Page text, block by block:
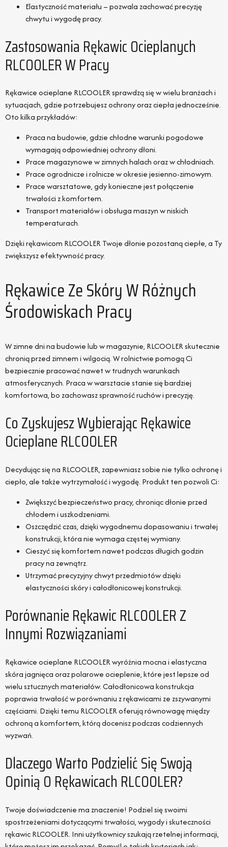
Elastyczność materiału – pozwala zachować precyzję
chwytu i wygodę pracy.
Zastosowania Rękawic Ocieplanych
RLCOOLER W Pracy
Rękawice ocieplane RLCOOLER sprawdzą się w wielu branżach i
sytuacjach, gdzie potrzebujesz ochrony oraz ciepła jednocześnie.
Oto kilka przykładów:
Praca na budowie, gdzie chłodne warunki pogodowe
wymagają odpowiedniej ochrony dłoni.
Prace magazynowe w zimnych halach oraz w chłodniach.
Prace ogrodnicze i rolnicze w okresie jesienno-zimowym.
Prace warsztatowe, gdy konieczne jest połączenie
trwałości z komfortem.
Transport materiałów i obsługa maszyn w niskich
temperaturach.
Dzięki rękawicom RLCOOLER Twoje dłonie pozostaną ciepłe, a Ty
zwiększysz efektywność pracy.
Rękawice Ze Skóry W Różnych
Środowiskach Pracy
W zimne dni na budowie lub w magazynie, RLCOOLER skutecznie
chronią przed zimnem i wilgocią. W rolnictwie pomogą Ci
bezpiecznie pracować nawet w trudnych warunkach
atmosferycznych. Praca w warsztacie stanie się bardziej
komfortowa, bo zachowasz sprawność ruchów i precyzję.
Co Zyskujesz Wybierając Rękawice
Ocieplane RLCOOLER
Decydując się na RLCOOLER, zapewniasz sobie nie tylko ochronę i
ciepło, ale także wytrzymałość i wygodę. Produkt ten pozwoli Ci:
Zwiększyć bezpieczeństwo pracy, chroniąc dłonie przed
chłodem i uszkodzeniami.
Oszczędzić czas, dzięki wygodnemu dopasowaniu i trwałej
konstrukcji, która nie wymaga częstej wymiany.
Cieszyć się komfortem nawet podczas długich godzin
pracy na zewnątrz.
Utrzymać precyzyjny chwyt przedmiotów dzięki
elastyczności skóry i całodłonicowej konstrukcji.
Porównanie Rękawic RLCOOLER Z
Innymi Rozwiązaniami
Rękawice ocieplane RLCOOLER wyróżnia mocna i elastyczna
skóra jagnięca oraz polarowe ocieplenie, które jest lepsze od
wielu sztucznych materiałów. Całodłonicowa konstrukcja
poprawia trwałość w porównaniu z rękawicami ze zszywanymi
częściami. Dzięki temu RLCOOLER oferują równowagę między
ochroną a komfortem, którą docenisz podczas codziennych
wyzwań.
Dlaczego Warto Podzielić Się Swoją
Opinią O Rękawicach RLCOOLER?
Twoje doświadczenie ma znaczenie! Podziel się swoimi
spostrzeżeniami dotyczącymi trwałości, wygody i skuteczności
rękawic RLCOOLER. Inni użytkownicy szukają rzetelnej informacji,